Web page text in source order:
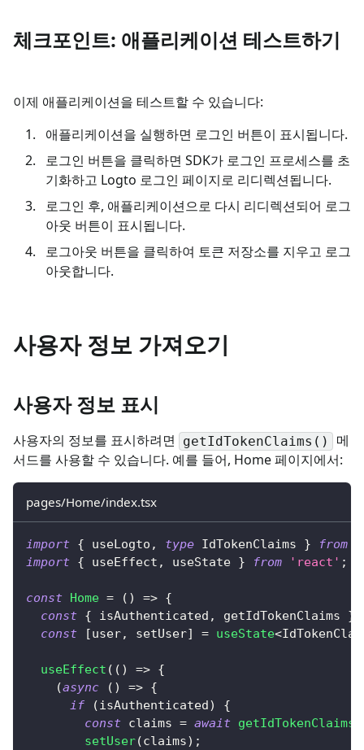
체크포인트: 애플리케이션 테스트하기
이제 애플리케이션을 테스트할 수 있습니다:
애플리케이션을 실행하면 로그인 버튼이 표시됩니다.
로그인 버튼을 클릭하면 SDK가 로그인 프로세스를 초
기화하고 Logto 로그인 페이지로 리디렉션됩니다.
로그인 후, 애플리케이션으로 다시 리디렉션되어 로그
아웃 버튼이 표시됩니다.
로그아웃 버튼을 클릭하여 토큰 저장소를 지우고 로그
아웃합니다.
사용자 정보 가져오기
사용자 정보 표시
사용자의 정보를 표시하려면 getIdTokenClaims()
메
서드를 사용할 수 있습니다. 예를 들어, Home 페이지에서:
pages/Home/index.tsx
import { useLogto , type IdTokenClaims } from
import { useEffect , useState } from 'react' ;
const Home = ( ) => {
const { isAuthenticated , getIdTokenClaims }
const
[user, setUser] = useState<
useEffect ( ( ) => {
(async ( ) => {
if
(isAuthenticated)
{
const claims = await getIdTokenClaims
setUser(claims) ;